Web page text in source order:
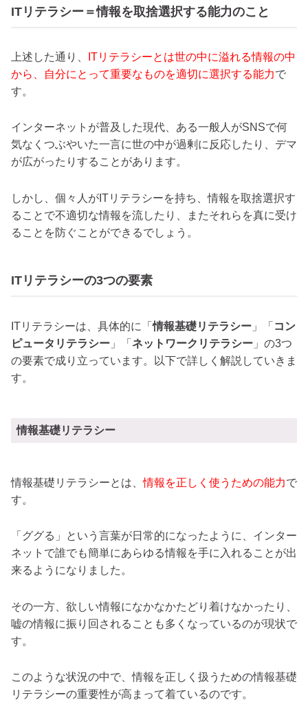
ITリテラシー＝情報を取捨選択する能力のこと
上述した通り、
ITリテラシーとは世の中に溢れる情報の中
から、自分にとって重要なものを適切に選択する能力で
す。
インターネットが普及した現代、ある一般人がSNSで何
気なくつぶやいた一言に世の中が過剰に反応したり、デマ
が広がったりすることがあります。
しかし、個々人がITリテラシーを持ち、情報を取捨選択す
ることで不適切な情報を流したり、またそれらを真に受け
ることを防ぐことができるでしょう。
ITリテラシーの3つの要素
ITリテラシーは、具体的に「情報基礎リテラシー 」「 コン
ピュータリテラシー 」「 ネットワークリテラシー 」の3つ
の要素で成り立っています。以下で詳しく解説していきま
す。
情報基礎リテラシー
情報基礎リテラシーとは、情報を正しく使うための能力で
す。
「ググる」という言葉が日常的になったように、インター
ネットで誰でも簡単にあらゆる情報を手に入れることが出
来るようになりました。
その一方、欲しい情報になかなかたどり着けなかったり、
嘘の情報に振り回されることも多くなっているのが現状で
す。
このような状況の中で、情報を正しく扱うための情報基礎
リテラシーの重要性が高まって着ているのです。